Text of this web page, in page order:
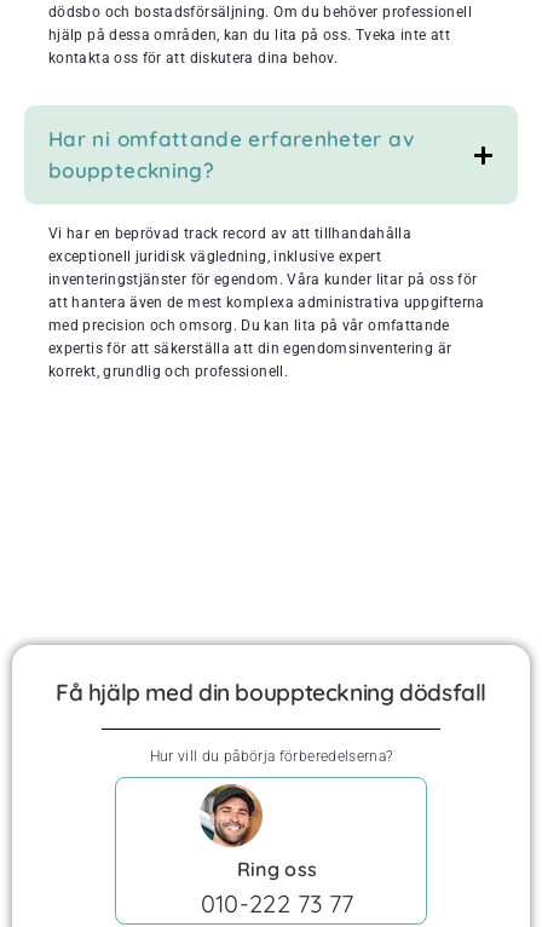
dödsbo och bostadsförsäljning. Om du behöver professionell
hjälp på dessa områden, kan du lita på oss. Tveka inte att
kontakta oss för att diskutera dina behov.
Har ni omfattande erfarenheter av
bouppteckning?
Vi har en beprövad track record av att tillhandahålla
exceptionell juridisk vägledning, inklusive expert
inventeringstjänster för egendom. Våra kunder litar på oss för
att hantera även de mest komplexa administrativa uppgifterna
med precision och omsorg. Du kan lita på vår omfattande
expertis för att säkerställa att din egendomsinventering är
korrekt, grundlig och professionell.
Få hjälp med din bouppteckning dödsfall
Hur vill du påbörja förberedelserna?
Ring oss
010-222 73 77